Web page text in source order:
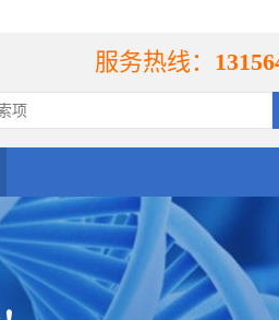
服务热线：